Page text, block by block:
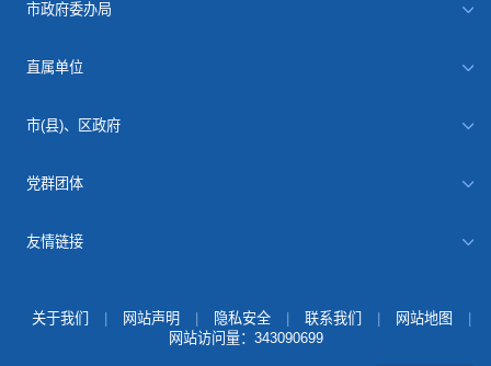
市政府委办局
直属单位
市(县)、区政府
党群团体
友情链接
关于我们 网站声明 隐私安全 联系我们 网站地图
网站访问量： 343090699